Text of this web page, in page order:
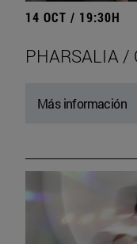
14 OCT / 19:30H
PHARSALIA /
Más información